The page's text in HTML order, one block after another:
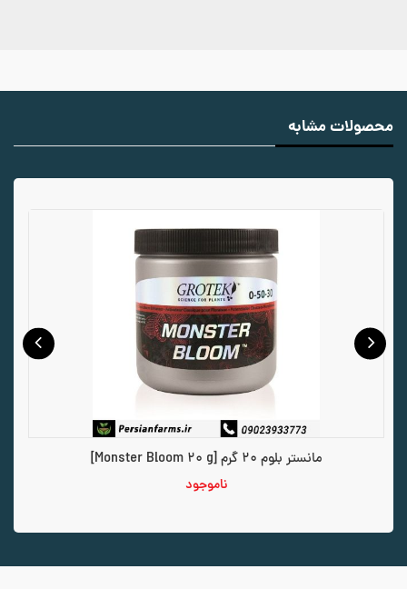
محصولات مشابه
مانستر بلوم 20 گرم [Monster Bloom 20 g]
ناموجود